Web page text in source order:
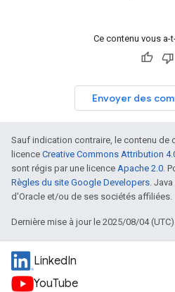
Ce contenu vous a-
Envoyer des
Sauf indication contraire, le contenu de
licence Creative Commons Attribution
sont régis par une licence Apache 2.0 .
Règles du site Google Developers .
d'Oracle et/ou de ses sociétés affiliées.
Dernière mise à jour le 2025/08/04 (UTC).
LinkedIn
YouTube